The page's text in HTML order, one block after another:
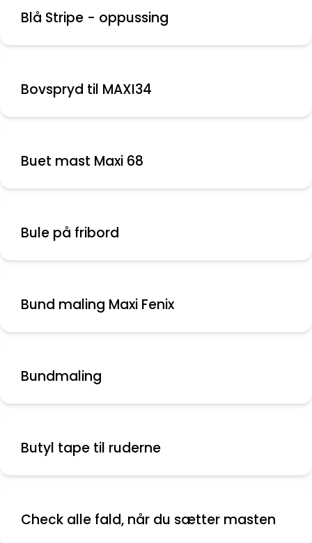
Blå Stripe - oppussing
Bovspryd til MAXI34
Buet mast Maxi 68
Bule på fribord
Bund maling Maxi Fenix
Bundmaling
Butyl tape til ruderne
Check alle fald, når du sætter masten